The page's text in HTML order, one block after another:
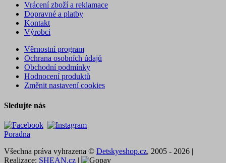
Vrácení zboží a reklamace
Dopravné a platby
Kontakt
Výrobci
Věrnostní program
Ochrana osobních údajů
Obchodní podmínky
Hodnocení produktů
Změnit nastavení cookies
Sledujte nás
Poradna
Všechna práva vyhrazena © Detskyeshop.cz, 2005 - 2026 |
Realizace: SHEAN.cz |